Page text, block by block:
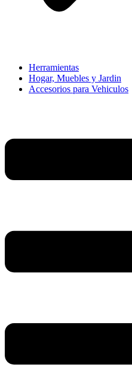
Herramientas
Hogar, Muebles y Jardin
Accesorios para Vehiculos